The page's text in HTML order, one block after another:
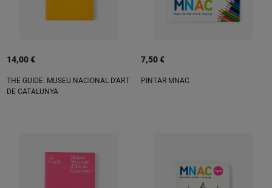
14,00 €
THE GUIDE. MUSEU NACIONAL D'ART
DE CATALUNYA
7,50 €
PINTAR MNAC